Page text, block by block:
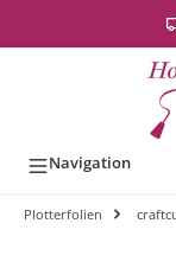
Navigation
Plotterfolien